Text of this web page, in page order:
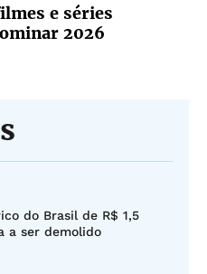
e séries
2026
do Brasil de R$ 1,5
a ser demolido